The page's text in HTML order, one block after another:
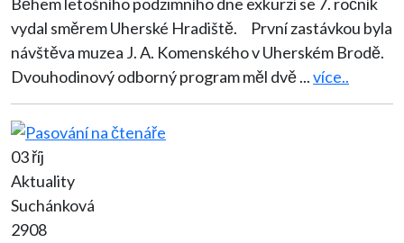
Během letošního podzimního dne exkurzí se 7. ročník
vydal směrem Uherské Hradiště. První zastávkou byla
návštěva muzea J. A. Komenského v Uherském Brodě.
Dvouhodinový odborný program měl dvě...více..
03 říj
Aktuality
Suchánková
2908